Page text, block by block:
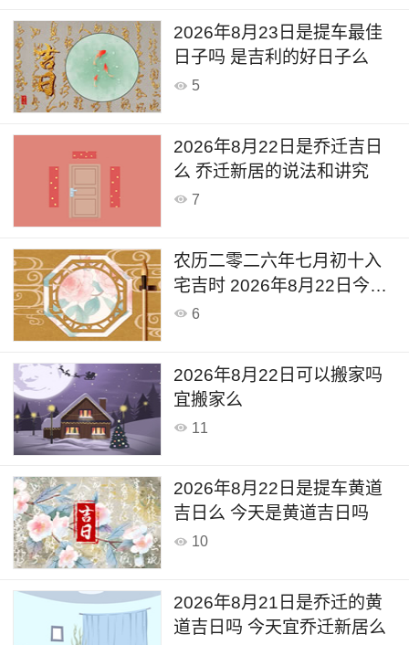
2026年8月23日是提车最佳
日子吗 是吉利的好日子么
5
2026年8月22日是乔迁吉日
么 乔迁新居的说法和讲究
7
农历二零二六年七月初十入
宅吉时 2026年8月22日今天
可以入宅搬家吗
6
2026年8月22日可以搬家吗
宜搬家么
11
2026年8月22日是提车黄道
吉日么 今天是黄道吉日吗
10
2026年8月21日是乔迁的黄
道吉日吗 今天宜乔迁新居么